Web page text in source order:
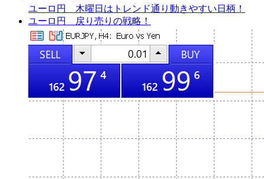
ユーロ円 木曜日はトレンド通り動きやすい日柄！
ユーロ円 戻り売りの戦略！